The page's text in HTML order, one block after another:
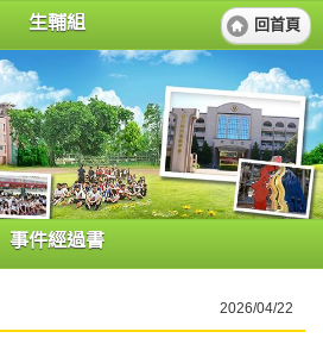
生輔組 回首頁
事件經過書
2026/04/22